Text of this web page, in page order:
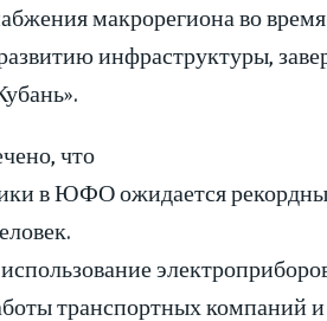
макрорегиона во
инфраструктуры,
что
в ЮФО ожидается
транспортных компаний и